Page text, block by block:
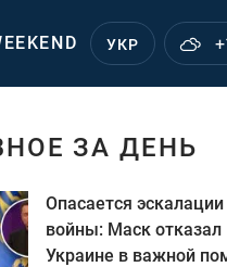
УКР
ЗА ДЕНЬ
Опасается эскалации
войны: Маск отказал
Украине в важной